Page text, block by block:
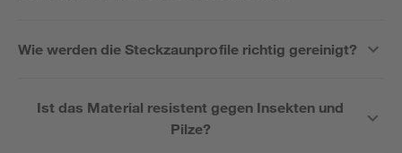
Wie werden die Steckzaunprofile richtig gereinigt?
Ist das Material resistent gegen Insekten und
Pilze?